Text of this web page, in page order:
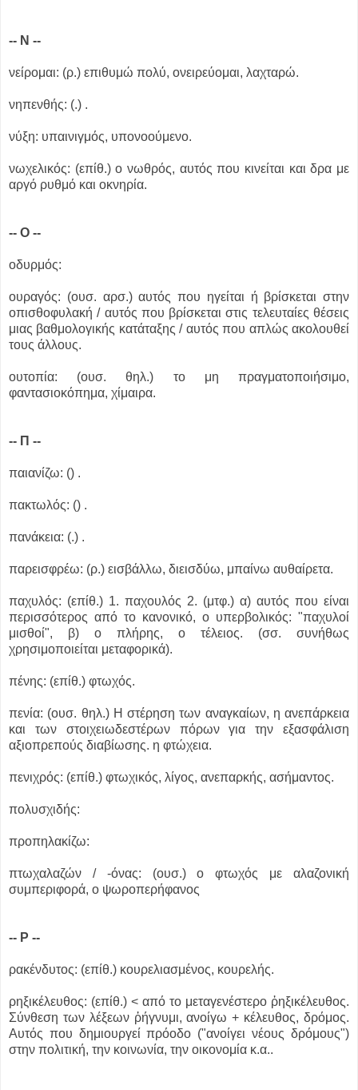
-- Ν --
νείρομαι: (ρ.) επιθυμώ πολύ, ονειρεύομαι, λαχταρώ.
νηπενθής: (.) .
νύξη: υπαινιγμός, υπονοούμενο.
νωχελικός: (επίθ.) ο νωθρός, αυτός που κινείται και δρα με
αργό ρυθμό και οκνηρία.
-- Ο --
οδυρμός:
ουραγός: (ουσ. αρσ.) αυτός που ηγείται ή βρίσκεται στην
οπισθοφυλακή / αυτός που βρίσκεται στις τελευταίες θέσεις
μιας βαθμολογικής κατάταξης / αυτός που απλώς ακολουθεί
τους άλλους.
ουτοπία: (ουσ. θηλ.) το μη πραγματοποιήσιμο,
φαντασιοκόπημα, χίμαιρα.
-- Π --
παιανίζω: () .
πακτωλός: () .
πανάκεια: (.) .
παρεισφρέω: (ρ.) εισβάλλω, διεισδύω, μπαίνω αυθαίρετα.
παχυλός: (επίθ.) 1. παχουλός 2. (μτφ.) α) αυτός που είναι
περισσότερος από το κανονικό, ο υπερβολικός: "παχυλοί
μισθοί", β) ο πλήρης, ο τέλειος. (σσ. συνήθως
χρησιμοποιείται μεταφορικά).
πένης: (επίθ.) φτωχός.
πενία: (ουσ. θηλ.) Η στέρηση των αναγκαίων, η ανεπάρκεια
και των στοιχειωδεστέρων πόρων για την εξασφάλιση
αξιοπρεπούς διαβίωσης. η φτώχεια.
πενιχρός: (επίθ.) φτωχικός, λίγος, ανεπαρκής, ασήμαντος.
πολυσχιδής:
προπηλακίζω:
πτωχαλαζών / -όνας: (ουσ.) ο φτωχός με αλαζονική
συμπεριφορά, ο ψωροπερήφανος
-- Ρ --
ρακένδυτος: (επίθ.) κουρελιασμένος, κουρελής.
ρηξικέλευθος: (επίθ.) < από το μεταγενέστερο ῥηξικέλευθος.
Σύνθεση των λέξεων ῥήγνυμι, ανοίγω + κέλευθος, δρόμος.
Αυτός που δημιουργεί πρόοδο ("ανοίγει νέους δρόμους")
στην πολιτική, την κοινωνία, την οικονομία κ.α..